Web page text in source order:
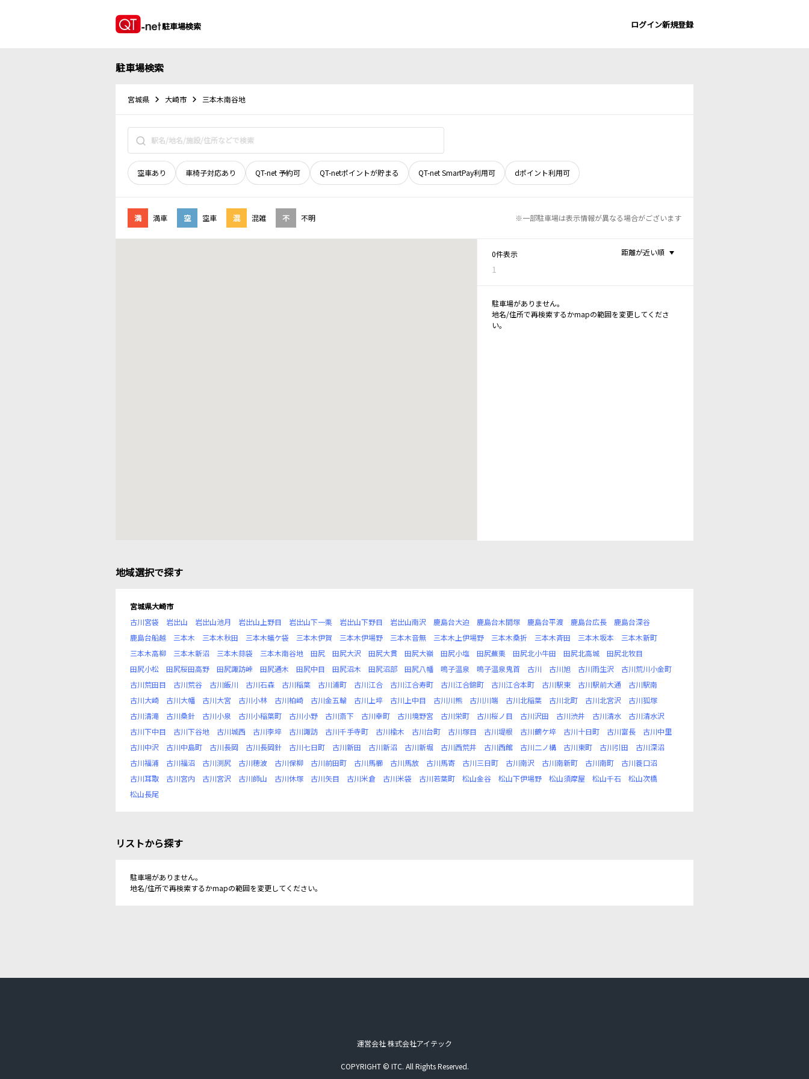
駐車場検索 ログイン新規登録
駐車場検索
宮城県 大崎市 三本木南谷地
空車あり 車椅子対応あり QT-net 予約可 QT-netポイントが貯まる QT-net SmartPay利用可 dポイント利用可
満 満車 空 空車 混 混雑 不 不明 ※一部駐車場は表示情報が異なる場合がございます
0件表示
1
距離が近い順
駐車場がありません。
地名/住所で再検索するかmapの範囲を変更してくださ
い。
地域選択で探す
宮城県大崎市
古川宮袋
岩出山 岩出山池月 岩出山上野目 岩出山下一栗 岩出山下野目 岩出山南沢 鹿島台大迫 鹿島台木間塚 鹿島台平渡 鹿島台広長
鹿島台深谷
鹿島台船越
三本木 三本木秋田 三本木蟻ケ袋 三本木伊賀 三本木伊場野 三本木音無 三本木上伊場野 三本木桑折 三本木斉田 三本木坂本
三本木新町
三本木高柳
三本木新沼 三本木蒜袋 三本木南谷地 田尻 田尻大沢 田尻大貫 田尻大嶺 田尻小塩 田尻蕪栗 田尻北小牛田 田尻北高城
田尻北牧目
田尻小松
田尻桜田高野 田尻諏訪峠 田尻通木 田尻中目 田尻沼木 田尻沼部 田尻八幡 鳴子温泉 鳴子温泉鬼首 古川 古川旭 古川雨生沢
古川荒川小金町
古川荒田目
古川荒谷 古川飯川 古川石森 古川稲葉 古川浦町 古川江合 古川江合寿町 古川江合錦町 古川江合本町 古川駅東 古川駅前大通
古川駅南
古川大崎
古川大幡 古川大宮 古川小林 古川柏崎 古川金五輪 古川上埣 古川上中目 古川川熊 古川川端 古川北稲葉 古川北町 古川北宮沢
古川狐塚
古川清滝
古川桑針 古川小泉 古川小稲葉町 古川小野 古川斎下 古川幸町 古川境野宮 古川栄町 古川桜ノ目 古川沢田 古川渋井 古川清水
古川清水沢
古川下中目
古川下谷地 古川城西 古川李埣 古川諏訪 古川千手寺町 古川楡木 古川台町 古川塚目 古川堤根 古川鶴ケ埣 古川十日町 古川富長
古川中里
古川中沢
古川中島町 古川長岡 古川長岡針 古川七日町 古川新田 古川新沼 古川新堀 古川西荒井 古川西館 古川二ノ構 古川東町 古川引田
古川深沼
古川福浦
古川福沼 古川渕尻 古川穂波 古川保柳 古川前田町 古川馬櫛 古川馬放 古川馬寄 古川三日町 古川南沢 古川南新町 古川南町
古川蓑口沼
古川耳取
古川宮内 古川宮沢 古川師山 古川休塚 古川矢目 古川米倉 古川米袋 古川若葉町 松山金谷 松山下伊場野 松山須摩屋 松山千石
松山次橋
松山長尾
リストから探す
駐車場がありません。
地名/住所で再検索するかmapの範囲を変更してください。
運営会社 株式会社アイテック
COPYRIGHT © ITC. All Rights Reserved.